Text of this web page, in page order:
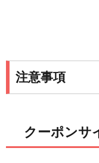
注意事項
クーポンサ